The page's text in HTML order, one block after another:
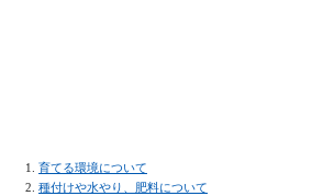
育てる環境について
種付けや水やり、肥料について